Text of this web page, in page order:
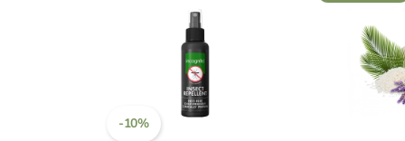
-10%